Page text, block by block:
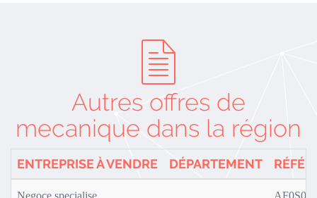
Autres offres de
mecanique dans la région
ENTREPRISE À VENDRE DÉPARTEMENT
Negoce specialise